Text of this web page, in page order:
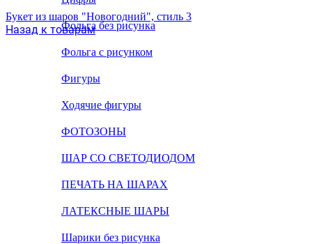
Фольга без рисунка
Фольга с рисунком
Фигуры
Ходячие фигуры
ФОТОЗОНЫ
ШАР СО СВЕТОДИОДОМ
ПЕЧАТЬ НА ШАРАХ
ЛАТЕКСНЫЕ ШАРЫ
Шарики без рисунка
Букет из шаров "Новогодний", стиль 3
Назад к товарам